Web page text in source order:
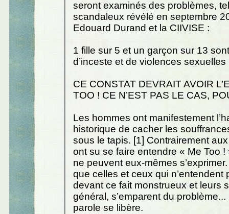
seront examinés des problèmes,
scandaleux révélé en septembre
Edouard Durand et la CIIVISE :
1 fille sur 5 et un garçon sur 13
d’inceste et de violences sexuelles
CE CONSTAT DEVRAIT AVOIR
TOO ! CE N’EST PAS LE CAS,
Les hommes ont manifestement
historique de cacher les
sous le tapis. [1] Contrairement
ont su se faire entendre « Me Too !
ne peuvent eux-mêmes
que celles et ceux qui n’entendent
devant ce fait monstrueux et leurs
général, s’emparent du
parole se libère.